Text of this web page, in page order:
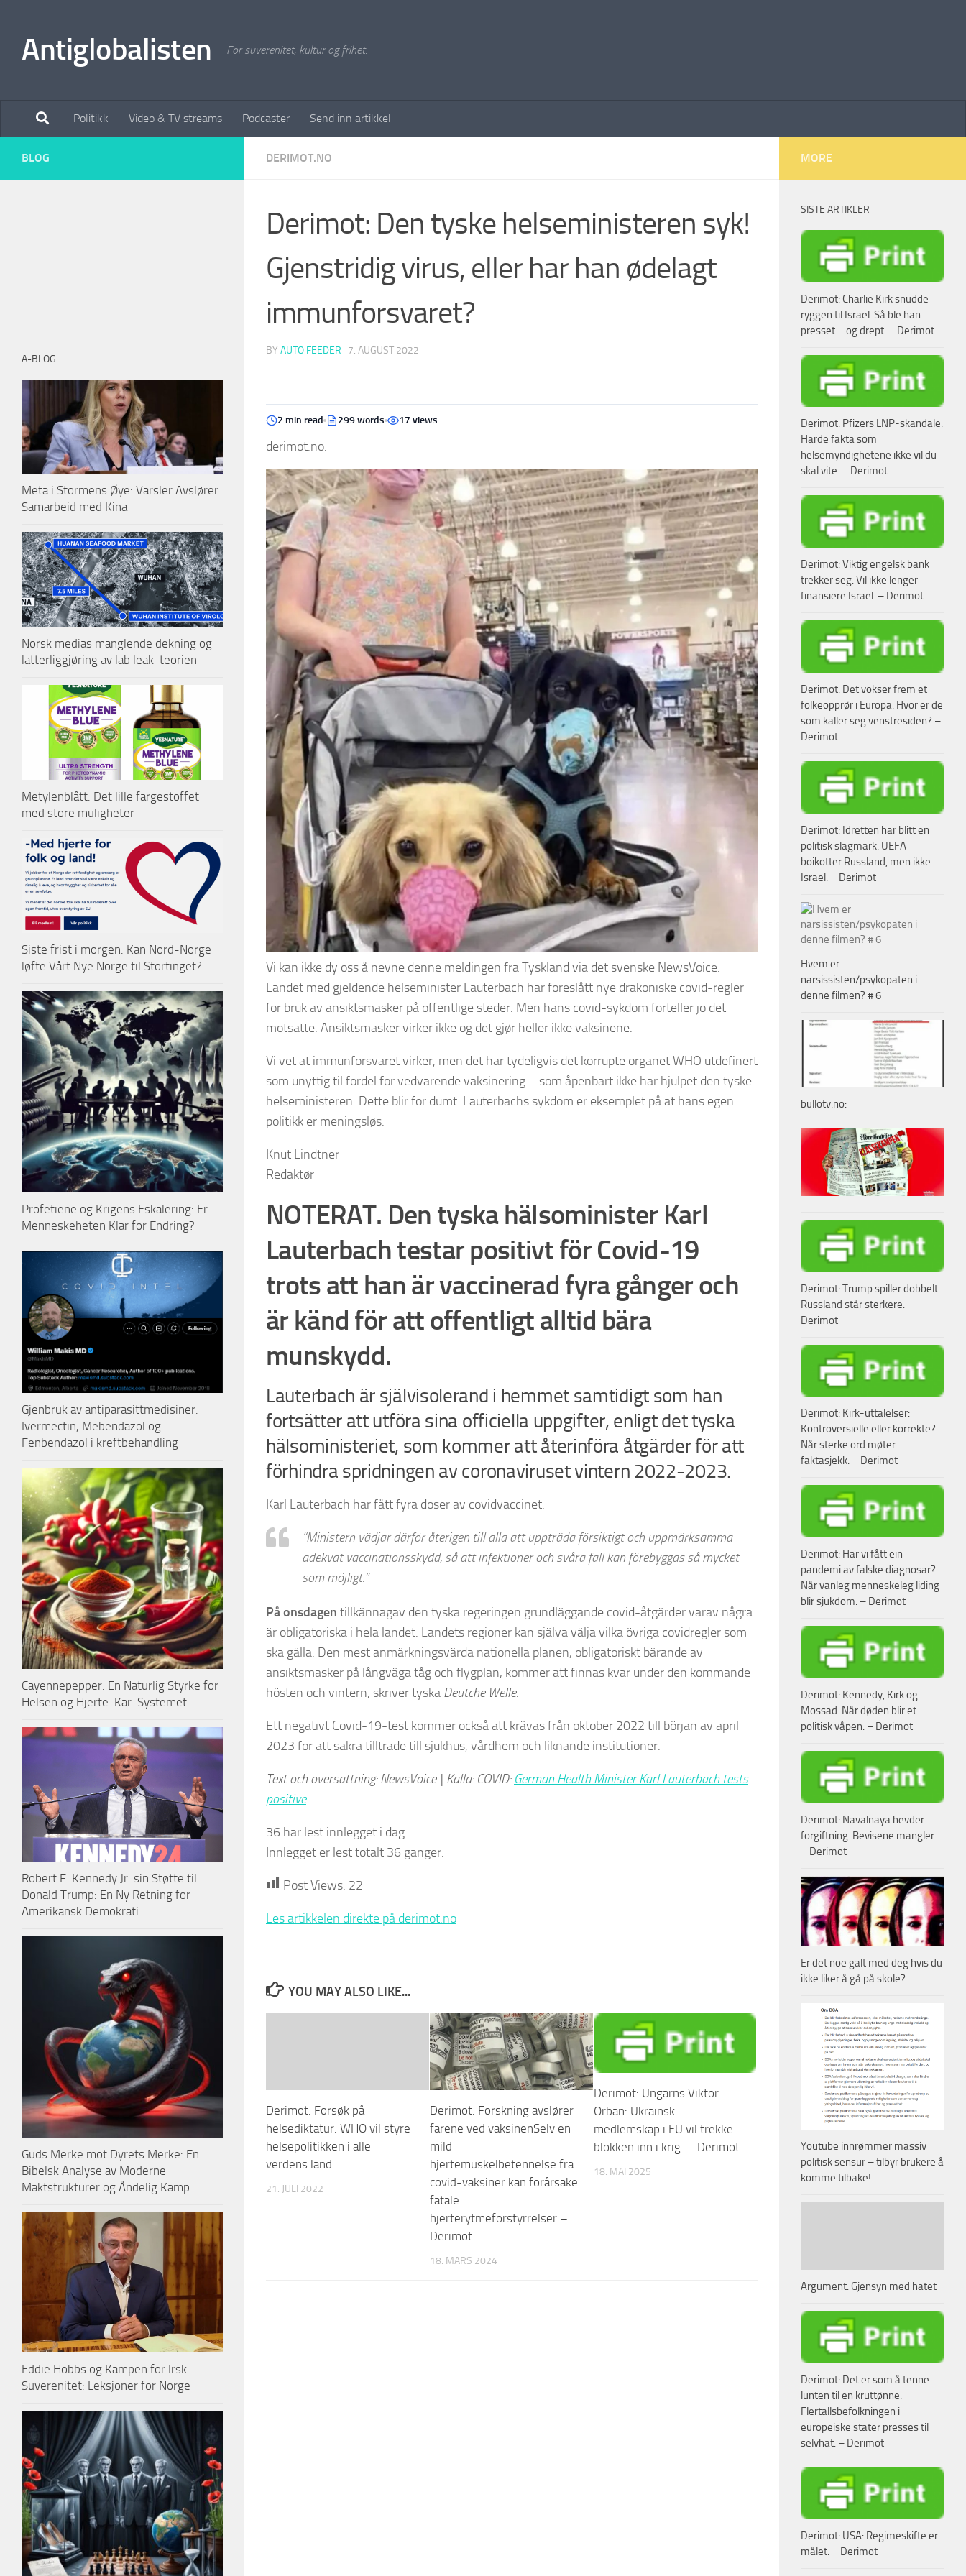
Antiglobalisten For suverenitet, kultur og frihet.
Politikk Video & TV streams Podcaster Send inn artikkel
DERIMOT.NO
Derimot: Den tyske helseministeren syk!
Gjenstridig virus, eller har han ødelagt
immunforsvaret?
BY AUTO FEEDER · 7. AUGUST 2022
2 min read 299 words 17 views
derimot.no:
Vi kan ikke dy oss å nevne denne meldingen fra Tyskland via det svenske NewsVoice.
Landet med gjeldende helseminister Lauterbach har foreslått nye drakoniske covid-regler
for bruk av ansiktsmasker på offentlige steder. Men hans covid-sykdom forteller jo det
motsatte. Ansiktsmasker virker ikke og det gjør heller ikke vaksinene.
Vi vet at immunforsvaret virker, men det har tydeligvis det korrupte organet WHO utdefinert
som unyttig til fordel for vedvarende vaksinering – som åpenbart ikke har hjulpet den tyske
helseministeren. Dette blir for dumt. Lauterbachs sykdom er eksemplet på at hans egen
politikk er meningsløs.
Knut Lindtner
Redaktør
NOTERAT. Den tyska hälsominister Karl
Lauterbach testar positivt för Covid-19
trots att han är vaccinerad fyra gånger och
är känd för att offentligt alltid bära
munskydd.
Lauterbach är självisolerand i hemmet samtidigt som han
fortsätter att utföra sina officiella uppgifter, enligt det tyska
hälsoministeriet, som kommer att återinföra åtgärder för att
förhindra spridningen av coronaviruset vintern 2022-2023.
Karl Lauterbach har fått fyra doser av covidvaccinet.
“Ministern vädjar därför återigen till alla att uppträda försiktigt och uppmärksamma
adekvat vaccinationsskydd, så att infektioner och svåra fall kan förebyggas så mycket
som möjligt.”
På onsdagen tillkännagav den tyska regeringen grundläggande covid-åtgärder varav några
är obligatoriska i hela landet. Landets regioner kan själva välja vilka övriga covidregler som
ska gälla. Den mest anmärkningsvärda nationella planen, obligatoriskt bärande av
ansiktsmasker på långväga tåg och flygplan, kommer att finnas kvar under den kommande
hösten och vintern, skriver tyska Deutche Welle.
Ett negativt Covid-19-test kommer också att krävas från oktober 2022 till början av april
2023 för att säkra tillträde till sjukhus, vårdhem och liknande institutioner.
Text och översättning: NewsVoice | Källa: COVID: German Health Minister Karl Lauterbach tests
positive
36 har lest innlegget i dag.
Innlegget er lest totalt 36 ganger.
Post Views: 22
Les artikkelen direkte på derimot.no
YOU MAY ALSO LIKE...
Derimot: Forsøk på
helsediktatur: WHO vil styre
helsepolitikken i alle
verdens land.
21. JULI 2022
Derimot: Forskning avslører
farene ved vaksinenSelv en
mild
hjertemuskelbetennelse fra
covid-vaksiner kan forårsake
fatale
hjerterytmeforstyrrelser –
Derimot
18. MARS 2024
Derimot: Ungarns Viktor
Orban: Ukrainsk
medlemskap i EU vil trekke
blokken inn i krig. – Derimot
18. MAI 2025
BLOG
A-BLOG
Meta i Stormens Øye: Varsler Avslører
Samarbeid med Kina
Norsk medias manglende dekning og
latterliggjøring av lab leak-teorien
Metylenblått: Det lille fargestoffet
med store muligheter
Siste frist i morgen: Kan Nord-Norge
løfte Vårt Nye Norge til Stortinget?
Profetiene og Krigens Eskalering: Er
Menneskeheten Klar for Endring?
Gjenbruk av antiparasittmedisiner:
Ivermectin, Mebendazol og
Fenbendazol i kreftbehandling
Cayennepepper: En Naturlig Styrke for
Helsen og Hjerte-Kar-Systemet
Robert F. Kennedy Jr. sin Støtte til
Donald Trump: En Ny Retning for
Amerikansk Demokrati
Guds Merke mot Dyrets Merke: En
Bibelsk Analyse av Moderne
Maktstrukturer og Åndelig Kamp
Eddie Hobbs og Kampen for Irsk
Suverenitet: Leksjoner for Norge
MORE
SISTE ARTIKLER
Derimot: Charlie Kirk snudde
ryggen til Israel. Så ble han
presset – og drept. – Derimot
Derimot: Pfizers LNP-skandale.
Harde fakta som
helsemyndighetene ikke vil du
skal vite. – Derimot
Derimot: Viktig engelsk bank
trekker seg. Vil ikke lenger
finansiere Israel. – Derimot
Derimot: Det vokser frem et
folkeopprør i Europa. Hvor er de
som kaller seg venstresiden? –
Derimot
Derimot: Idretten har blitt en
politisk slagmark. UEFA
boikotter Russland, men ikke
Israel. – Derimot
Hvem er
narsissisten/psykopaten i
denne filmen? # 6
bullotv.no:
Derimot: Trump spiller dobbelt.
Russland står sterkere. –
Derimot
Derimot: Kirk-uttalelser:
Kontroversielle eller korrekte?
Når sterke ord møter
faktasjekk. – Derimot
Derimot: Har vi fått ein
pandemi av falske diagnosar?
Når vanleg menneskeleg liding
blir sjukdom. – Derimot
Derimot: Kennedy, Kirk og
Mossad. Når døden blir et
politisk våpen. – Derimot
Derimot: Navalnaya hevder
forgiftning. Bevisene mangler.
– Derimot
Er det noe galt med deg hvis du
ikke liker å gå på skole?
Youtube innrømmer massiv
politisk sensur – tilbyr brukere å
komme tilbake!
Argument: Gjensyn med hatet
Derimot: Det er som å tenne
lunten til en kruttønne.
Flertallsbefolkningen i
europeiske stater presses til
selvhat. – Derimot
Derimot: USA: Regimeskifte er
målet. – Derimot